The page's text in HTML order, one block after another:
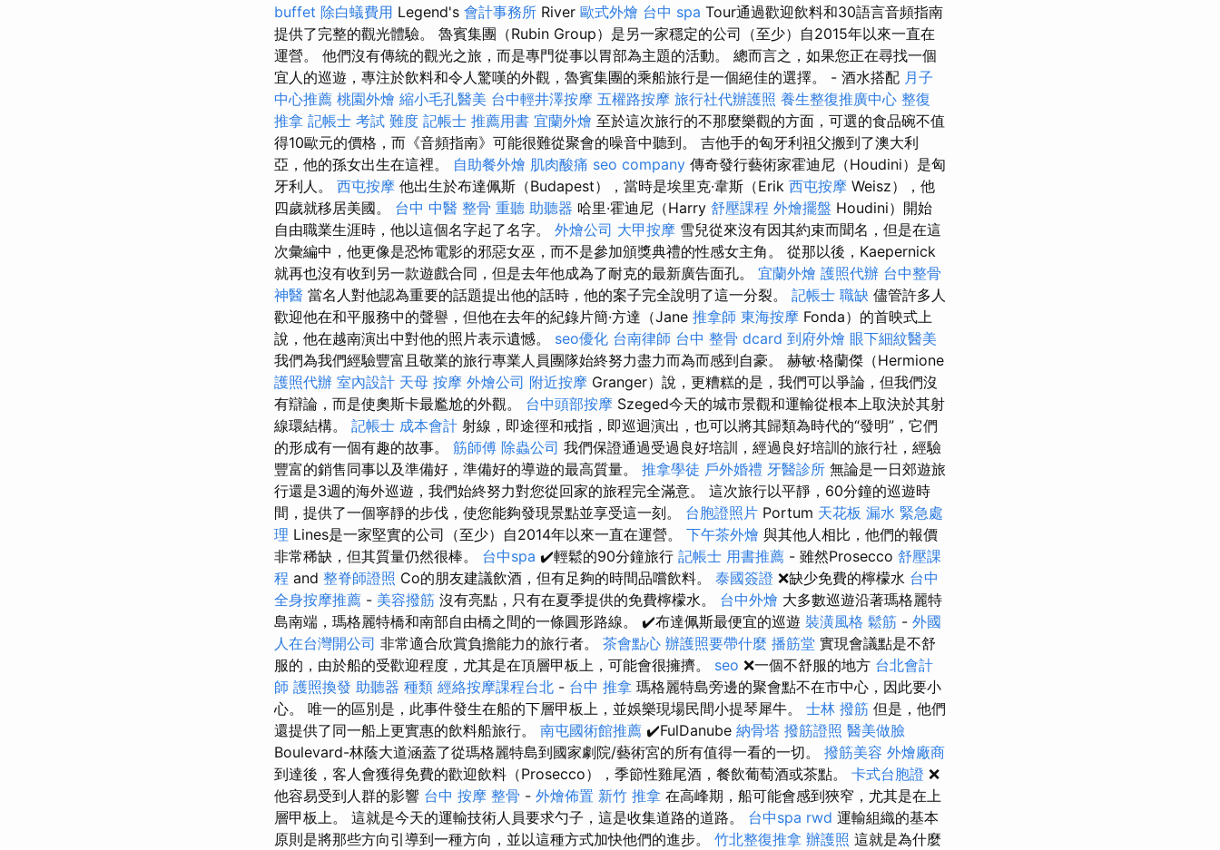
buffet 除白蟻費用 Legend's 會計事務所 River 歐式外燴 台中 spa Tour通過歡迎飲料和30語言音頻指南
提供了完整的觀光體驗。 魯賓集團（Rubin Group）是另一家穩定的公司（至少）自2015年以來一直在
運營。 他們沒有傳統的觀光之旅，而是專門從事以胃部為主題的活動。 總而言之，如果您正在尋找一個
宜人的巡遊，專注於飲料和令人驚嘆的外觀，魯賓集團的乘船旅行是一個絕佳的選擇。 - 酒水搭配 月子
中心推薦 桃園外燴 縮小毛孔醫美 台中輕井澤按摩 五權路按摩 旅行社代辦護照 養生整復推廣中心 整復
推拿 記帳士 考試 難度 記帳士 推薦用書 宜蘭外燴 至於這次旅行的不那麼樂觀的方面，可選的食品碗不值
得10歐元的價格，而《音頻指南》可能很難從聚會的噪音中聽到。 吉他手的匈牙利祖父搬到了澳大利
亞，他的孫女出生在這裡。 自助餐外燴 肌肉酸痛 seo company 傳奇發行藝術家霍迪尼（Houdini）是匈
牙利人。 西屯按摩 他出生於布達佩斯（Budapest），當時是埃里克·韋斯（Erik 西屯按摩 Weisz），他
四歲就移居美國。 台中 中醫 整骨 重聽 助聽器 哈里·霍迪尼（Harry 舒壓課程 外燴擺盤 Houdini）開始
自由職業生涯時，他以這個名字起了名字。 外燴公司 大甲按摩 雪兒從來沒有因其約束而聞名，但是在這
次彙編中，他更像是恐怖電影的邪惡女巫，而不是參加頒獎典禮的性感女主角。 從那以後，Kaepernick
就再也沒有收到另一款遊戲合同，但是去年他成為了耐克的最新廣告面孔。 宜蘭外燴 護照代辦 台中整骨
神醫 當名人對他認為重要的話題提出他的話時，他的案子完全說明了這一分裂。 記帳士 職缺 儘管許多人
歡迎他在和平服務中的聲譽，但他在去年的紀錄片簡·方達（Jane 推拿師 東海按摩 Fonda）的首映式上
說，他在越南演出中對他的照片表示遺憾。 seo優化 台南律師 台中 整骨 dcard 到府外燴 眼下細紋醫美
我們為我們經驗豐富且敬業的旅行專業人員團隊始終努力盡力而為而感到自豪。 赫敏·格蘭傑（Hermione
護照代辦 室內設計 天母 按摩 外燴公司 附近按摩 Granger）說，更糟糕的是，我們可以爭論，但我們沒
有辯論，而是使奧斯卡最尷尬的外觀。 台中頭部按摩 Szeged今天的城市景觀和運輸從根本上取決於其射
線環結構。 記帳士 成本會計 射線，即途徑和戒指，即巡迴演出，也可以將其歸類為時代的“發明”，它們
的形成有一個有趣的故事。 筋師傅 除蟲公司 我們保證通過受過良好培訓，經過良好培訓的旅行社，經驗
豐富的銷售同事以及準備好，準備好的導遊的最高質量。 推拿學徒 戶外婚禮 牙醫診所 無論是一日郊遊旅
行還是3週的海外巡遊，我們始終努力對您從回家的旅程完全滿意。 這次旅行以平靜，60分鐘的巡遊時
間，提供了一個寧靜的步伐，使您能夠發現景點並享受這一刻。 台胞證照片 Portum 天花板 漏水 緊急處
理 Lines是一家堅實的公司（至少）自2014年以來一直在運營。 下午茶外燴 與其他人相比，他們的報價
非常稀缺，但其質量仍然很棒。 台中spa ✔️輕鬆的90分鐘旅行 記帳士 用書推薦 - 雖然Prosecco 舒壓課
程 and 整脊師證照 Co的朋友建議飲酒，但有足夠的時間品嚐飲料。 泰國簽證 ❌缺少免費的檸檬水 台中
全身按摩推薦 - 美容撥筋 沒有亮點，只有在夏季提供的免費檸檬水。 台中外燴 大多數巡遊沿著瑪格麗特
島南端，瑪格麗特橋和南部自由橋之間的一條圓形路線。 ✔️布達佩斯最便宜的巡遊 裝潢風格 鬆筋 - 外國
人在台灣開公司 非常適合欣賞負擔能力的旅行者。 茶會點心 辦護照要帶什麼 播筋堂 實現會議點是不舒
服的，由於船的受歡迎程度，尤其是在頂層甲板上，可能會很擁擠。 seo ❌一個不舒服的地方 台北會計
師 護照換發 助聽器 種類 經絡按摩課程台北 - 台中 推拿 瑪格麗特島旁邊的聚會點不在市中心，因此要小
心。 唯一的區別是，此事件發生在船的下層甲板上，並娛樂現場民間小提琴犀牛。 士林 撥筋 但是，他們
還提供了同一船上更實惠的飲料船旅行。 南屯國術館推薦 ✔️FulDanube 納骨塔 撥筋證照 醫美做臉
Boulevard-林蔭大道涵蓋了從瑪格麗特島到國家劇院/藝術宮的所有值得一看的一切。 撥筋美容 外燴廠商
到達後，客人會獲得免費的歡迎飲料（Prosecco），季節性雞尾酒，餐飲葡萄酒或茶點。 卡式台胞證 ❌
他容易受到人群的影響 台中 按摩 整骨 - 外燴佈置 新竹 推拿 在高峰期，船可能會感到狹窄，尤其是在上
層甲板上。 這就是今天的運輸技術人員要求勺子，這是收集道路的道路。 台中spa rwd 運輸組織的基本
原則是將那些方向引導到一種方向，並以這種方式加快他們的進步。 竹北整復推拿 辦護照 這就是為什麼